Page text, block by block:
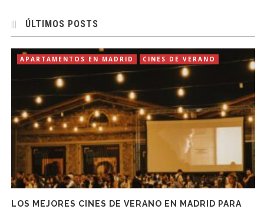
ÚLTIMOS POSTS
APARTAMENTOS EN MADRID CINES DE VERANO
LOS MEJORES CINES DE VERANO EN MADRID PARA